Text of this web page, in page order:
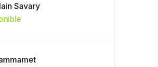
Savary